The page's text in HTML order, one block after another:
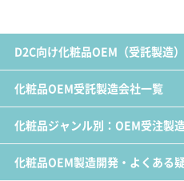
D2C向け化粧品OEM（受託製造）
化粧品OEM受託製造会社一覧
化粧品ジャンル別：OEM受注製
化粧品OEM製造開発・よくある